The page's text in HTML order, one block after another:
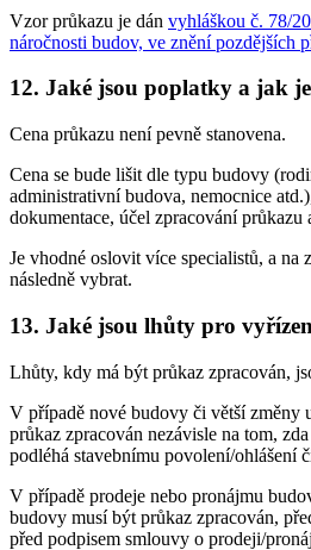
Vzor průkazu je dán vyhláškou č. 78/
náročnosti budov, ve znění pozdějších
12. Jaké jsou poplatky a jak
Cena průkazu není pevně stanovena.
Cena se bude lišit dle typu budovy
administrativní budova, nemocnice
dokumentace, účel zpracování průkazu
Je vhodné oslovit více specialistů, a na
následně vybrat.
13. Jaké jsou lhůty pro
Lhůty, kdy má být průkaz zpracován,
V případě nové budovy či větší změny
průkaz zpracován nezávisle na tom,
podléhá stavebnímu povolení/ohlášení
V případě prodeje nebo pronájmu
budovy musí být průkaz zpracován,
před podpisem smlouvy o prodeji/